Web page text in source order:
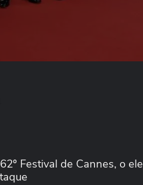
Festival de Cannes, o